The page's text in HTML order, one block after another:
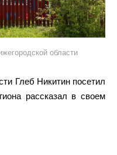
области
Глеб Никитин посетил
рассказал в своем